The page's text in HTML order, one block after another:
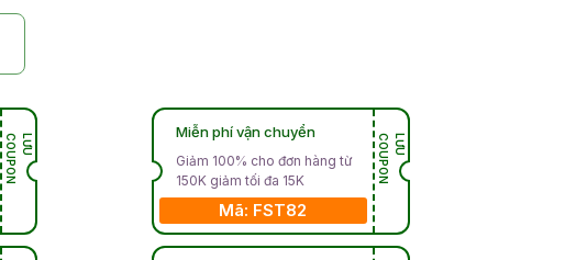
L
Ư
U
C
O
U
P
O
N
Miễn phí vận chuyển
Giảm 100% cho đơn hàng từ
150K giảm tối đa 15K
Mã: FST82
L
Ư
U
C
O
U
P
O
N